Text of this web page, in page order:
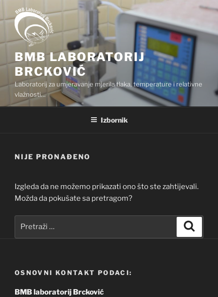
Preskoči
na
sadržaj
BMB LABORATORIJ
BRCKOVIĆ
Laboratorij za umjeravanje mjerila tlaka, temperature i relativne
vlažnosti…
Izbornik
NIJE PRONAĐENO
Izgleda da ne možemo prikazati ono što ste zahtijevali.
Možda da pokušate sa pretragom?
OSNOVNI KONTAKT PODACI:
BMB laboratorij Brcković